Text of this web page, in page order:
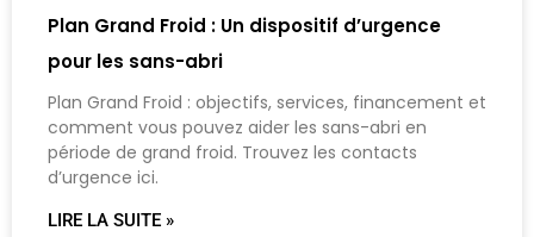
Plan Grand Froid : Un dispositif d’urgence
pour les sans-abri
Plan Grand Froid : objectifs, services, financement et
comment vous pouvez aider les sans-abri en
période de grand froid. Trouvez les contacts
d’urgence ici.
LIRE LA SUITE »